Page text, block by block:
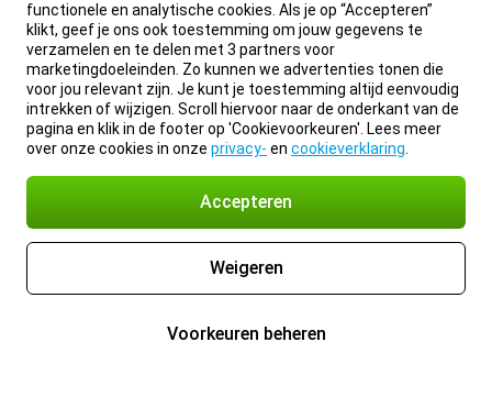
functionele en analytische cookies. Als je op “Accepteren”
klikt, geef je ons ook toestemming om jouw gegevens te
verzamelen en te delen met 3 partners voor
marketingdoeleinden. Zo kunnen we advertenties tonen die
voor jou relevant zijn. Je kunt je toestemming altijd eenvoudig
intrekken of wijzigen. Scroll hiervoor naar de onderkant van de
pagina en klik in de footer op 'Cookievoorkeuren'. Lees meer
over onze cookies in onze privacy- en cookieverklaring
Accepteren
Weigeren
Voorkeuren beheren